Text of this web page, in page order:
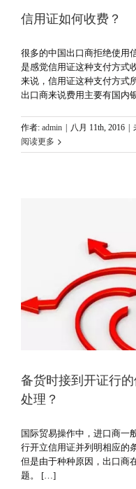
信用证如何收费？
很多的中国出口商拒绝使用
是感觉信用证这种支付方式
来说，信用证这种支付方式
出口商来说费用主要有国内
作者: admin 八月 11th, 2016
阅读更多
备货时接到开证行
处理？
国际贸易操作中，进口商一
行开立信用证并列明相应的
但是由于种种原因，出口商
题。 […]